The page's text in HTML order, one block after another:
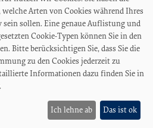
Pokalspiele Relegationsspiele
Arten von Cookies während Ihres
sein sollen. Eine genaue Auflistung und
Cookie-Typen können Sie in den
Bitte berücksichtigen Sie, dass Sie die
zu den Cookies jederzeit zu
Informationen dazu finden Sie in
Ich lehne ab Das ist ok